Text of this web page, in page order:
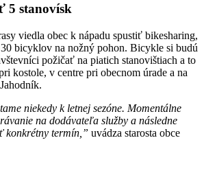
5 stanovísk
viedla obec k nápadu spustiť bikesharing,
bicyklov na nožný pohon. Bicykle si budú
požičať na piatich stanovištiach a to
kostole, v centre pri obecnom úrade a na
niekedy k letnej sezóne. Momentálne
na dodávateľa služby a následne
konkrétny termín,” uvádza starosta obce